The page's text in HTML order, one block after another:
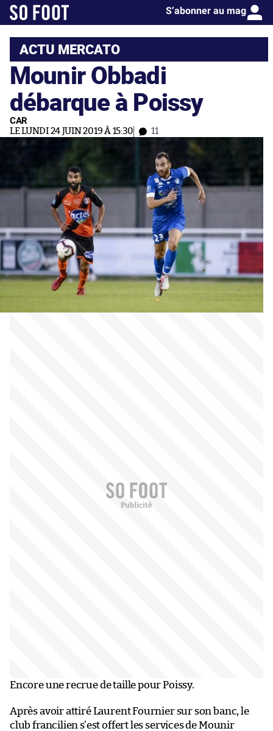
S’abonner au mag
ACTU MERCATO
Mounir Obbadi
débarque à Poissy
CAR
LE LUNDI 24 JUIN 2019 À 15:30 11
Encore une recrue de taille pour Poissy.
Après avoir attiré Laurent Fournier sur son banc, le
club francilien s’est offert les services de Mounir